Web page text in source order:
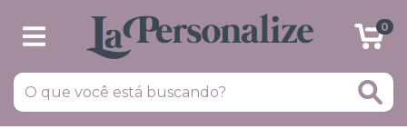
0